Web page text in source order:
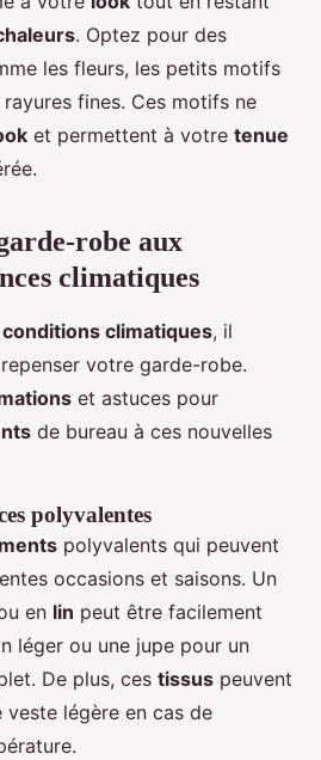
. Optez pour des
les fleurs, les petits motifs
fines. Ces motifs ne
et permettent à votre tenue
robe aux
climatiques
conditions climatiques, il
votre garde-robe.
et astuces pour
de bureau à ces nouvelles
polyvalentes
polyvalents qui peuvent
occasions et saisons. Un
en lin peut être facilement
léger ou une jupe pour un
De plus, ces tissus peuvent
légère en cas de